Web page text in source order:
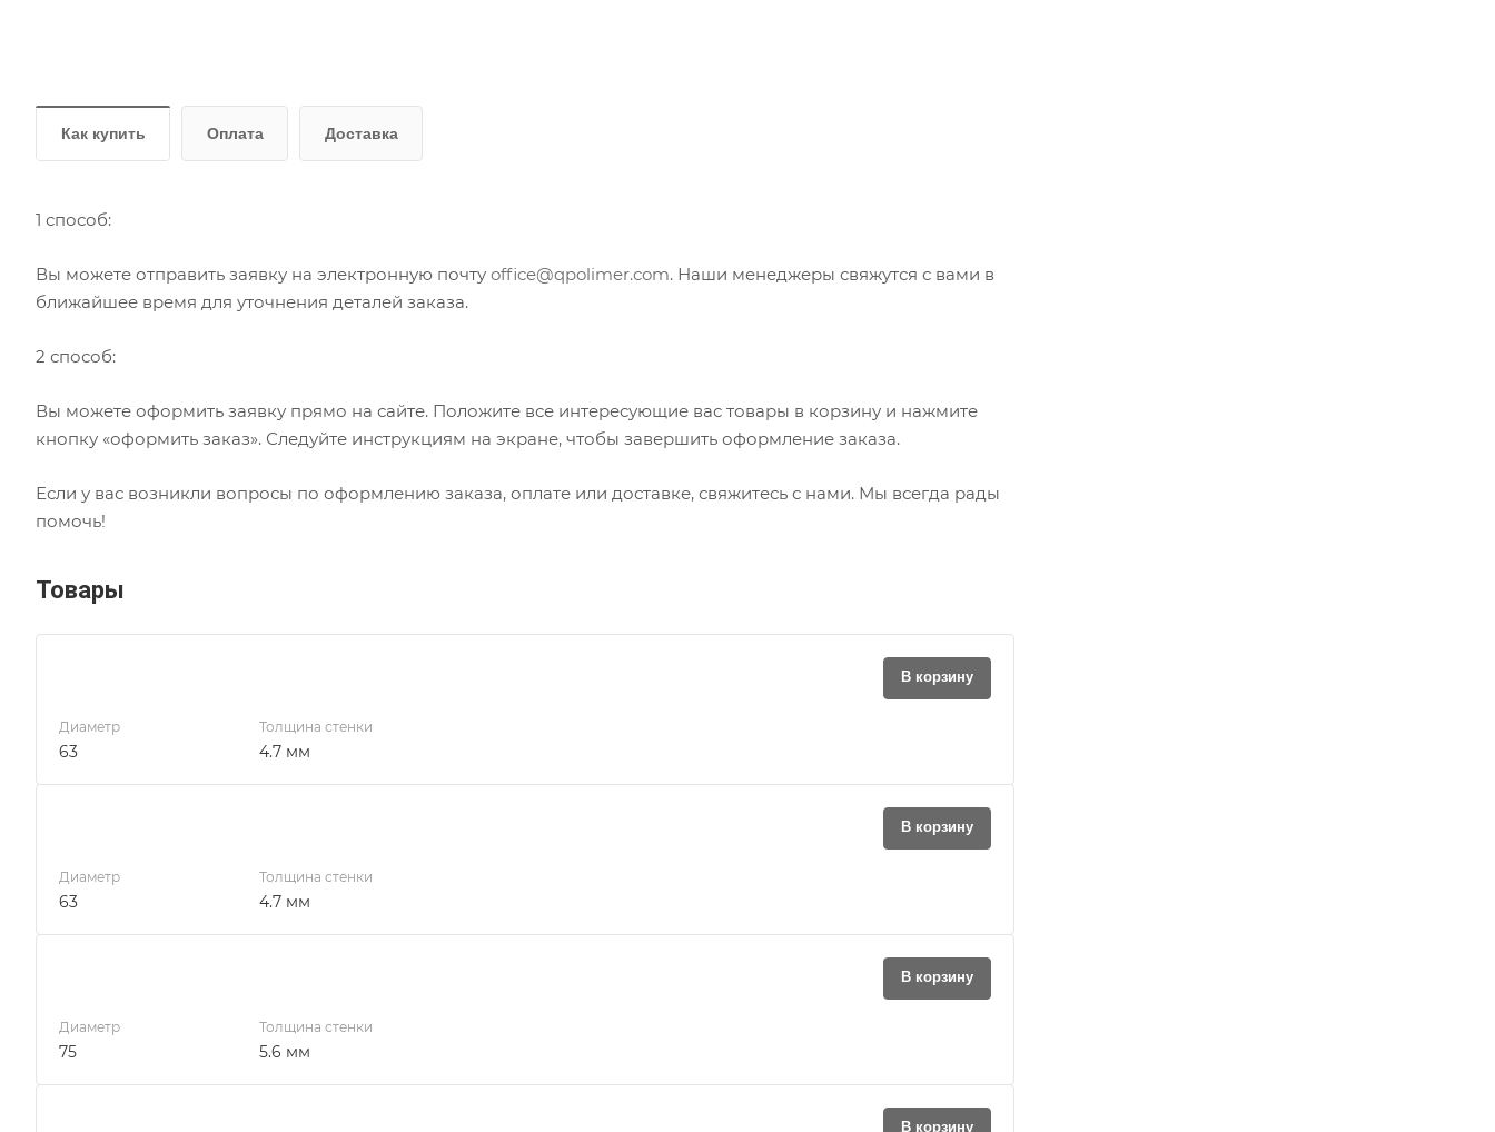
Как купить Оплата Доставка
1 способ:
Вы можете отправить заявку на электронную почту office@qpolimer.com. Наши менеджеры свяжутся с вами в
ближайшее время для уточнения деталей заказа.
2 способ:
Вы можете оформить заявку прямо на сайте. Положите все интересующие вас товары в корзину и нажмите
кнопку «оформить заказ». Следуйте инструкциям на экране, чтобы завершить оформление заказа.
Если у вас возникли вопросы по оформлению заказа, оплате или доставке, свяжитесь с нами. Мы всегда рады
помочь!
Товары
В корзину
Диаметр
63
Толщина стенки
4.7 мм
В корзину
Диаметр
63
Толщина стенки
4.7 мм
В корзину
Диаметр
75
Толщина стенки
5.6 мм
В корзину